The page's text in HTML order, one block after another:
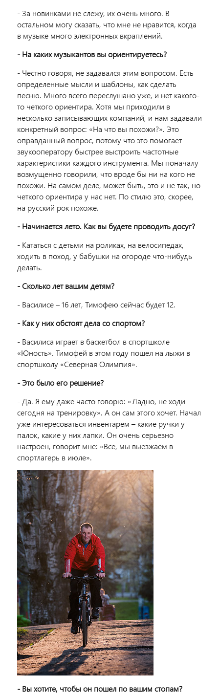
- За новинками не слежу, их очень много. В
остальном могу сказать, что мне не нравится, когда
в музыке много электронных вкраплений.
- На каких музыкантов вы ориентируетесь?
- Честно говоря, не задавался этим вопросом. Есть
определенные мысли и шаблоны, как сделать
песню. Много всего переслушано уже, и нет какого-
то четкого ориентира. Хотя мы приходили в
несколько записывающих компаний, и нам задавали
конкретный вопрос: «На что вы похожи?». Это
оправданный вопрос, потому что это помогает
звукооператору быстрее выстроить частотные
характеристики каждого инструмента. Мы поначалу
возмущенно говорили, что вроде бы ни на кого не
похожи. На самом деле, может быть, это и не так, но
четкого ориентира у нас нет. По стилю это, скорее,
на русский рок похоже.
- Начинается лето. Как вы будете проводить досуг?
- Кататься с детьми на роликах, на велосипедах,
ходить в поход, у бабушки на огороде что-нибудь
делать.
- Сколько лет вашим детям?
- Василисе – 16 лет, Тимофею сейчас будет 12.
- Как у них обстоят дела со спортом?
- Василиса играет в баскетбол в спортшколе
«Юность». Тимофей в этом году пошел на лыжи в
спортшколу «Северная Олимпия».
- Это было его решение?
- Да. Я ему даже часто говорю: «Ладно, не ходи
сегодня на тренировку». А он сам этого хочет. Начал
уже интересоваться инвентарем – какие ручки у
палок, какие у них лапки. Он очень серьезно
настроен, говорит мне: «Все, мы выезжаем в
спортлагерь в июле».
- Вы хотите, чтобы он пошел по вашим стопам?